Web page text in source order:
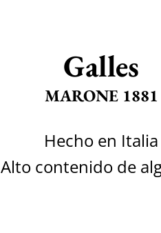
Galles
MARONE 1881
Hecho en Italia
Alto contenido de